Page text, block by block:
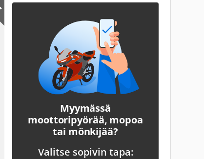
Myymässä
moottoripyörää, mopoa
tai mönkijää?
Valitse sopivin tapa: